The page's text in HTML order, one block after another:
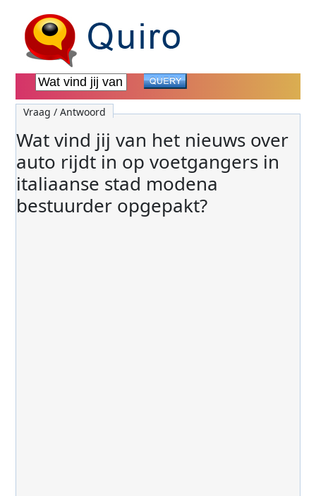
Vraag / Antwoord
Wat vind jij van het nieuws over
auto rijdt in op voetgangers in
italiaanse stad modena
bestuurder opgepakt?